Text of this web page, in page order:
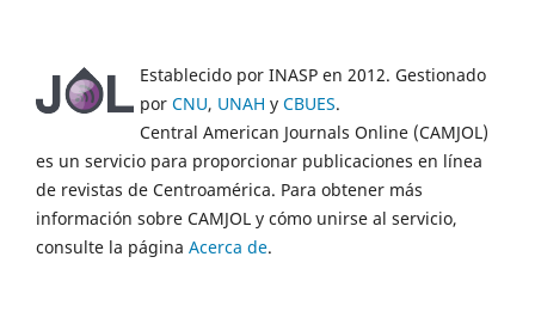
Establecido por INASP en 2012. Gestionado
por CNU, UNAH y CBUES.
Central American Journals Online (CAMJOL)
es un servicio para proporcionar publicaciones en línea
de revistas de Centroamérica. Para obtener más
información sobre CAMJOL y cómo unirse al servicio,
consulte la página Acerca de.